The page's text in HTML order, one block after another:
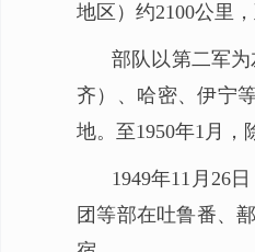
地区）约2100公里
部队以第二军
齐）、哈密、伊宁
地。至1950年1月，
1949年11月26
团等部在吐鲁番、